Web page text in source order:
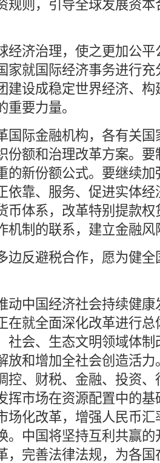
规则，引导全球发展资
济治理，使之更加公平
家就国际经济事务进行
建设成稳定世界经济、
要力量。
际金融机构，各有关国
份额和治理改革方案。
的新份额公式。要继续
依靠、服务、促进实体
币体系，改革特别提款
机制的联系，建立金融风
反避税合作，愿为健全
中国经济社会持续健康
在就全面深化改革进行
社会、生态文明领域体
放和增加全社会创造活
控、财税、金融、投资
挥市场在资源配置中的
场化改革，增强人民币
。中国将坚持互利共赢
，完善法律法规，为各